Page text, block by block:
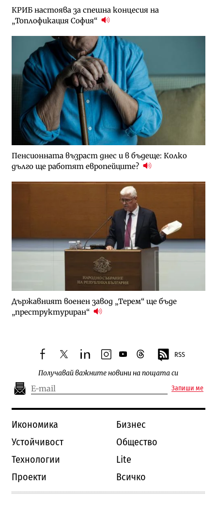
КРИБ настоява за спешна концесия на
„Топлофикация София“
Пенсионната възраст днес и в бъдеще: Колко
дълго ще работят европейците?
Държавният военен завод „Терем“ ще бъде
„преструктуриран“
facebooktwitterlinkedininstagram
youtubethreads RSS
Получавай важните новини на пощата си
Запиши ме
Икономика
Бизнес
Устойчивост
Общество
Технологии
Lite
Проекти
Всичко